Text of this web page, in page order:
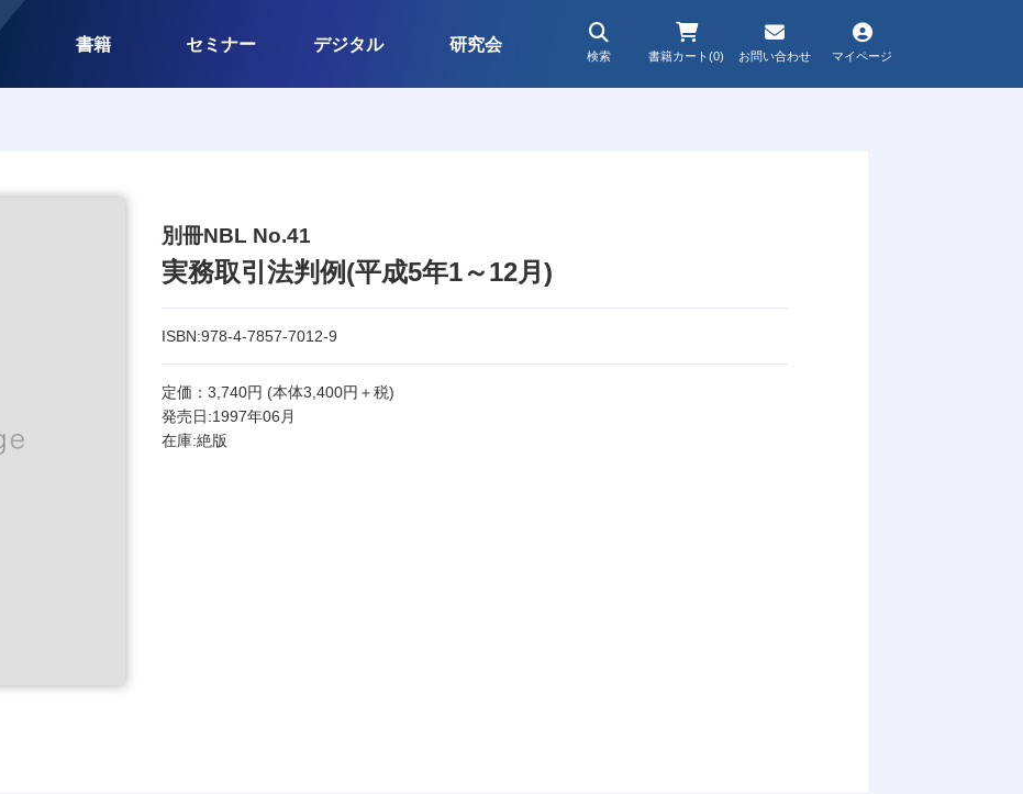
検索 書籍カート(0) お問い合わせ マイページ
書籍 セミナー デジタル 研究会
別冊NBL No.41
実務取引法判例(平成5年1～12月)
ISBN:978-4-7857-7012-9
定価：3,740円 (本体3,400円＋税)
発売日:1997年06月
在庫:絶版